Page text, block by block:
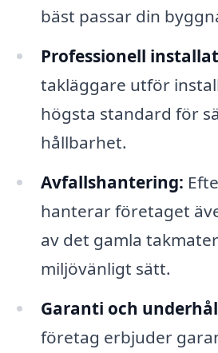
bäst passar din
Professionell
takläggare utför
högsta standard för
hållbarhet.
Avfallshantering:
hanterar företaget
av det gamla
miljövänligt sätt.
Garanti och
företag erbjuder